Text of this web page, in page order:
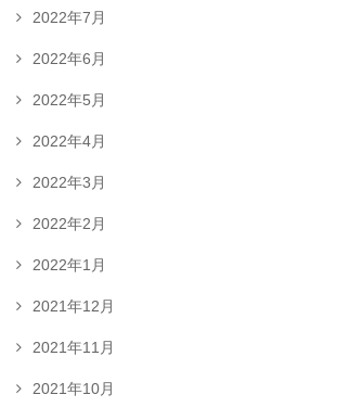
2022年7月
2022年6月
2022年5月
2022年4月
2022年3月
2022年2月
2022年1月
2021年12月
2021年11月
2021年10月